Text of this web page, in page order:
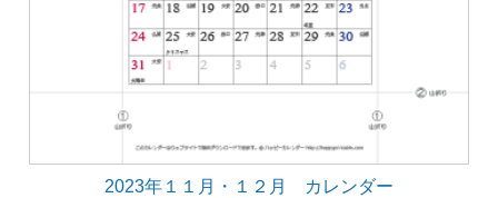
2023年１１月・１２月 カレンダー